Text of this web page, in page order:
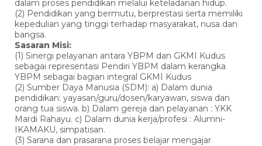
dalam proses pendidikan melalui keteladanan hidup.
(2) Pendidikan yang bermutu, berprestasi serta memiliki
kepedulian yang tinggi terhadap masyarakat, nusa dan
bangsa.
Sasaran Misi:
(1) Sinergi pelayanan antara YBPM dan GKMI Kudus
sebagai representasi Pendiri YBPM dalam kerangka
YBPM sebagai bagian integral GKMI Kudus
(2) Sumber Daya Manusia (SDM): a) Dalam dunia
pendidikan: yayasan/guru/dosen/karyawan, siswa dan
orang tua siswa. b) Dalam gereja dan pelayanan : YKK
Mardi Rahayu. c) Dalam dunia kerja/profesi : Alumni-
IKAMAKU, simpatisan.
(3) Sarana dan prasarana proses belajar mengajar